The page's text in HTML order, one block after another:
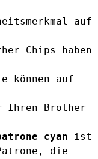
auf
Chips haben
können auf
Brother
cyan ist
die